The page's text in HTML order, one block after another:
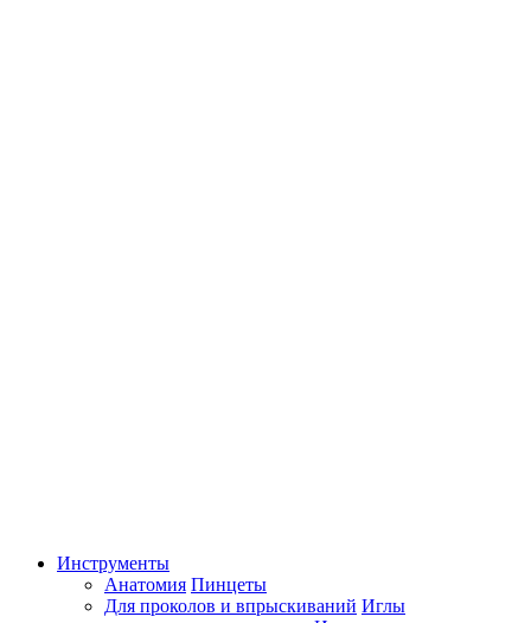
Инструменты
Анатомия Пинцеты
Для проколов и впрыскиваний Иглы